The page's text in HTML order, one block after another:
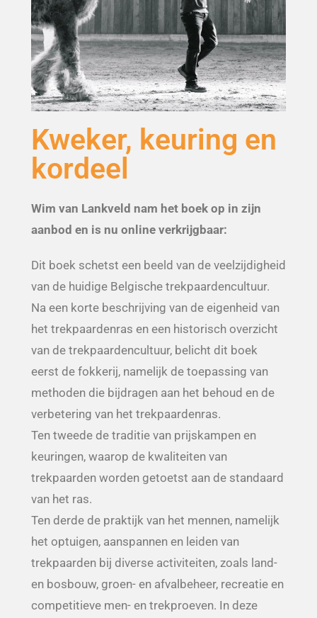
Kweker, keuring en
kordeel
Wim van Lankveld nam het boek op in zijn
aanbod en is nu online verkrijgbaar:
Dit boek schetst een beeld van de veelzijdigheid
van de huidige Belgische trekpaardencultuur.
Na een korte beschrijving van de eigenheid van
het trekpaardenras en een historisch overzicht
van de trekpaardencultuur, belicht dit boek
eerst de fokkerij, namelijk de toepassing van
methoden die bijdragen aan het behoud en de
verbetering van het trekpaardenras.
Ten tweede de traditie van prijskampen en
keuringen, waarop de kwaliteiten van
trekpaarden worden getoetst aan de standaard
van het ras.
Ten derde de praktijk van het mennen, namelijk
het optuigen, aanspannen en leiden van
trekpaarden bij diverse activiteiten, zoals land-
en bosbouw, groen- en afvalbeheer, recreatie en
competitieve men- en trekproeven. In deze